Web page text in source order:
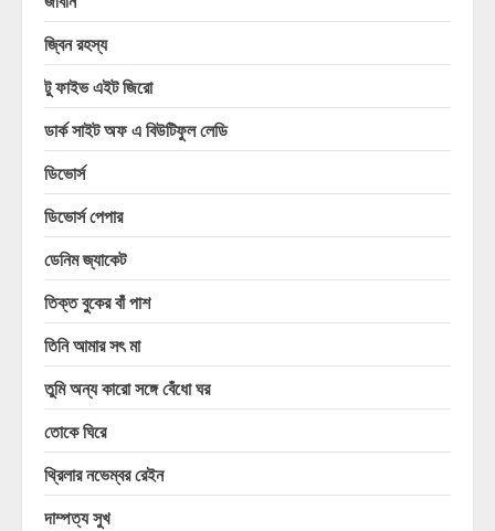
জ্বিন রহস্য
টু ফাইভ এইট জিরো
ডার্ক সাইট অফ এ বিউটিফুল লেডি
ডিভোর্স
ডিভোর্স পেপার
ডেনিম জ্যাকেট
তিক্ত বুকের বাঁ পাশ
তিনি আমার সৎ মা
তুমি অন্য কারো সঙ্গে বেঁধো ঘর
তোকে ঘিরে
থ্রিলার নভেম্বর রেইন
দাম্পত্য সুখ